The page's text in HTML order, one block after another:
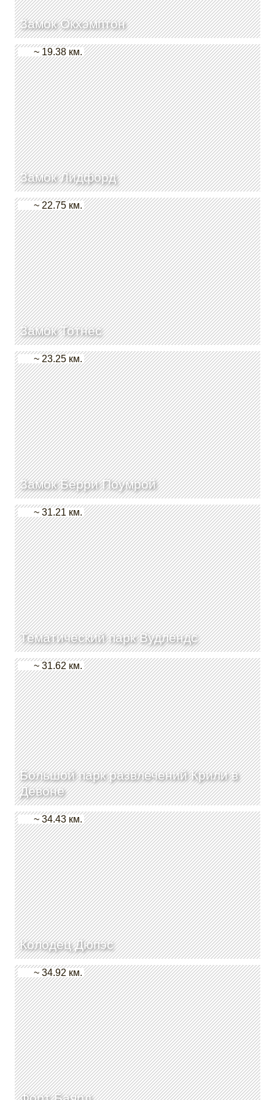
Замок Окхэмптон
Замок Лидфорд
~ 19.38 км.
Замок Тотнес
~ 22.75 км.
Замок Берри Поумрой
~ 23.25 км.
Тематический парк Вудлендс
~ 31.21 км.
Большой парк развлечений Крили в
Девоне
~ 31.62 км.
Колодец Дюпэс
~ 34.43 км.
~ 34.92 км.